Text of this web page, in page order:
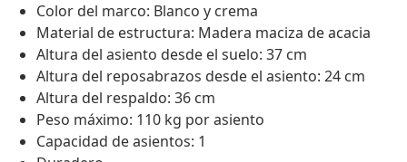
Color del marco: Blanco y crema
Material de estructura: Madera maciza de acacia
Altura del asiento desde el suelo: 37 cm
Altura del reposabrazos desde el asiento: 24 cm
Altura del respaldo: 36 cm
Peso máximo: 110 kg por asiento
Capacidad de asientos: 1